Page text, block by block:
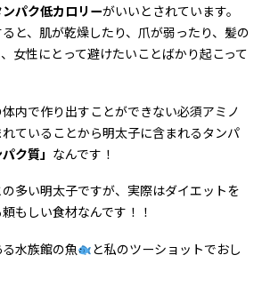
パク低カロリーがいいとされています。
と、肌が乾燥したり、爪が弱ったり、髪の
女性にとって避けたいことばかり起こって
内で作り出すことができない必須アミノ
ていることから明太子に含まれるタンパ
ク質」 なんです！
多い明太子ですが、実際はダイエットを
もしい食材なんです！！
水族館の魚
と私のツーショットでおし